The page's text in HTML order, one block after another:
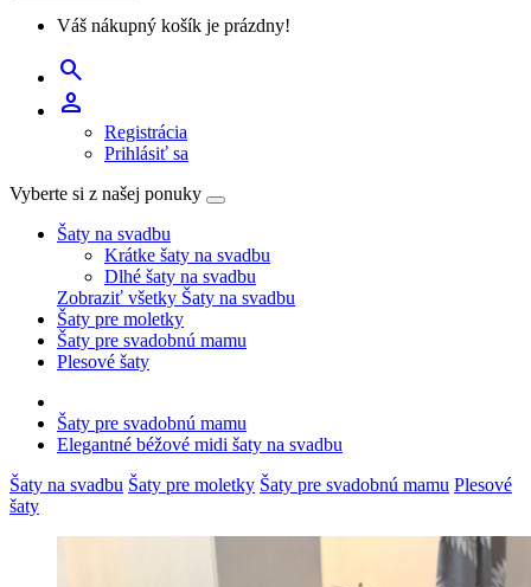
Váš nákupný košík je prázdny!
search
person
Registrácia
Prihlásiť sa
Vyberte si z našej ponuky
Šaty na svadbu
Krátke šaty na svadbu
Dlhé šaty na svadbu
Zobraziť všetky Šaty na svadbu
Šaty pre moletky
Šaty pre svadobnú mamu
Plesové šaty
Šaty pre svadobnú mamu
Elegantné béžové midi šaty na svadbu
Šaty na svadbu Šaty pre moletky Šaty pre svadobnú mamu Plesové
šaty